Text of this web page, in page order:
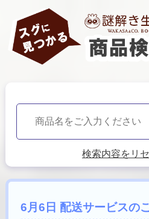
検索内容をリ
6月6日 配送サービスの